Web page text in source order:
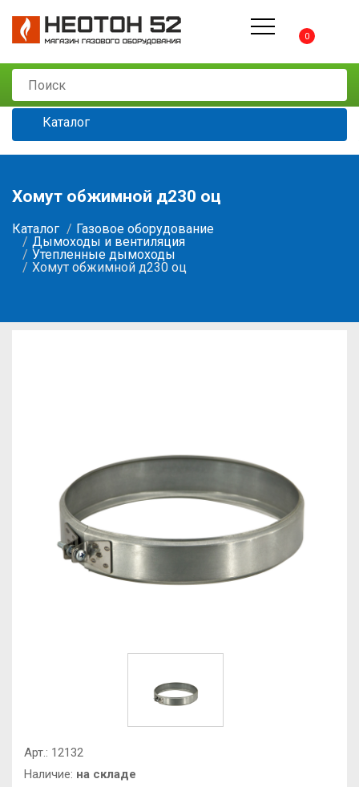
0
Каталог
Хомут обжимной д230 оц
Каталог
Газовое оборудование
Дымоходы и вентиляция
Утепленные дымоходы
Хомут обжимной д230 оц
Арт.: 12132
Наличие: на складе